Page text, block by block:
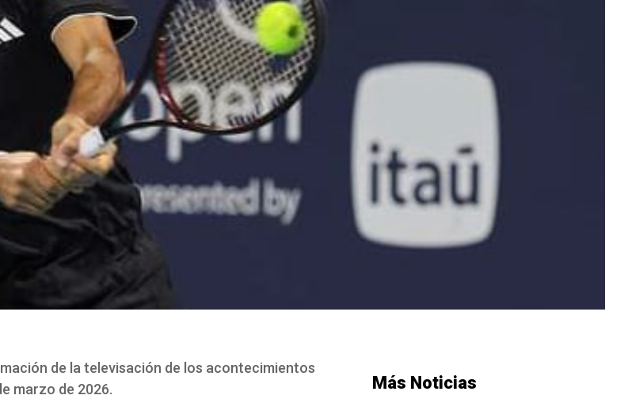
de la televisación de los acontecimientos
marzo de 2026.
Más Noticias